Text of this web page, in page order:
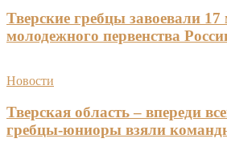
Тверские гребцы завоевали 17
молодежного первенства
Новости
Тверская область – впереди
гребцы-юниоры взяли